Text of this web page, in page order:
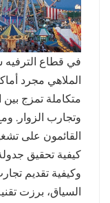
في قطاع الترفيه
الملاهي مجرد
متكاملة تمزج بين
وتجارب الزوار.
القائمون على
كيفية تحقيق
وكيفية تقديم